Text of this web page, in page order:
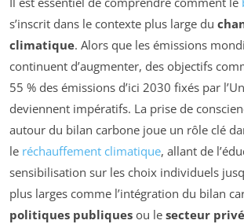
s’inscrit dans le contexte plus large du
climatique. Alors que les émissions
continuent d’augmenter, des objectifs
55 % des émissions d’ici 2030 fixés par
deviennent impératifs. La prise de
autour du bilan carbone joue un rôle clé
le réchauffement climatique, allant de
sensibilisation sur les choix individuels
plus larges comme l’intégration du bilan
politiques publiques ou le secteur privé